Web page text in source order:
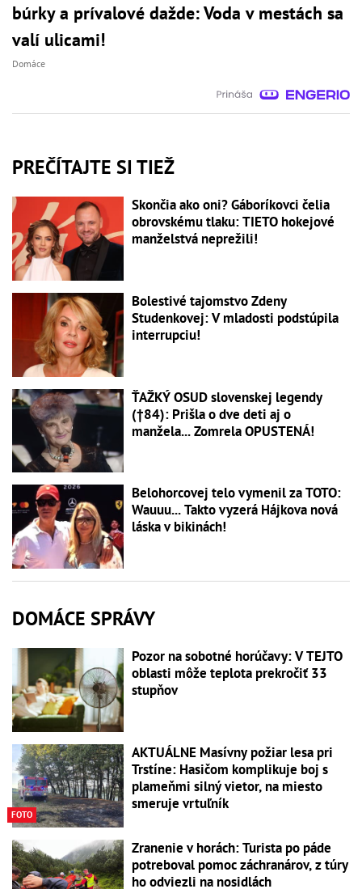
búrky a prívalové dažde: Voda v mestách sa
valí ulicami!
Domáce
PREČÍTAJTE SI TIEŽ
Skončia ako oni? Gáboríkovci čelia
obrovskému tlaku: TIETO hokejové
manželstvá neprežili!
Bolestivé tajomstvo Zdeny
Studenkovej: V mladosti podstúpila
interrupciu!
ŤAŽKÝ OSUD slovenskej legendy
(†84): Prišla o dve deti aj o
manžela... Zomrela OPUSTENÁ!
Belohorcovej telo vymenil za TOTO:
Wauuu... Takto vyzerá Hájkova nová
láska v bikinách!
DOMÁCE SPRÁVY
Pozor na sobotné horúčavy: V TEJTO
oblasti môže teplota prekročiť 33
stupňov
FOTO
AKTUÁLNE Masívny požiar lesa pri
Trstíne: Hasičom komplikuje boj s
plameňmi silný vietor, na miesto
smeruje vrtuľník
Zranenie v horách: Turista po páde
potreboval pomoc záchranárov, z túry
ho odviezli na nosidlách